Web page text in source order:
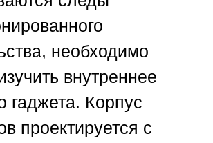
необходимо
внутреннее
гаджета. Корпус
проектируется с